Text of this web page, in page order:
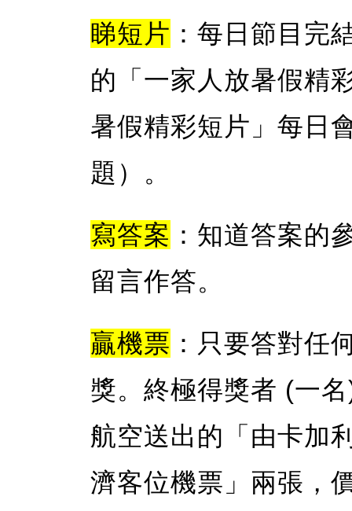
睇短片 ：每日節目完
的「一家人放暑假精
暑假精彩短片」每日
題）。
寫答案 ：知道答案的
留言作答。
贏機票 ：只要答對任
獎。終極得獎者 (一
航空送出的「由卡加
濟客位機票」兩張，